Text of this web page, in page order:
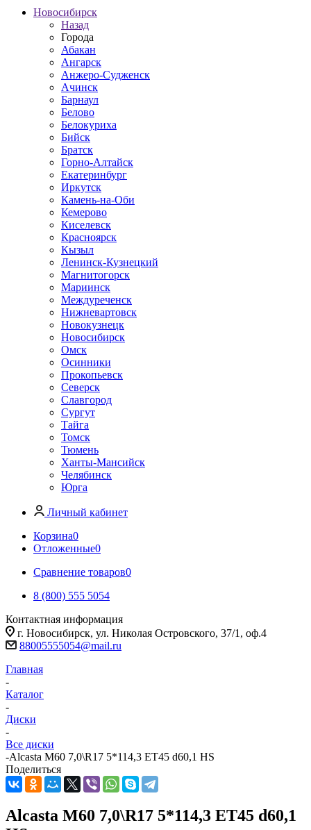
Новосибирск
Назад
Города
Абакан
Ангарск
Анжеро-Судженск
Ачинск
Барнаул
Белово
Белокуриха
Бийск
Братск
Горно-Алтайск
Екатеринбург
Иркутск
Камень-на-Оби
Кемерово
Киселевск
Красноярск
Кызыл
Ленинск-Кузнецкий
Магнитогорск
Мариинск
Междуреченск
Нижневартовск
Новокузнецк
Новосибирск
Омск
Осинники
Прокопьевск
Северск
Славгород
Сургут
Тайга
Томск
Тюмень
Ханты-Мансийск
Челябинск
Юрга
Личный кабинет
Корзина0
Отложенные0
Сравнение товаров0
8 (800) 555 5054
Контактная информация
г. Новосибирск, ул. Николая Островского, 37/1, оф.4
88005555054@mail.ru
Главная
-
Каталог
-
Диски
-
Все диски
-Alcasta M60 7,0\R17 5*114,3 ET45 d60,1 HS
Поделиться
Alcasta M60 7,0\R17 5*114,3 ET45 d60,1